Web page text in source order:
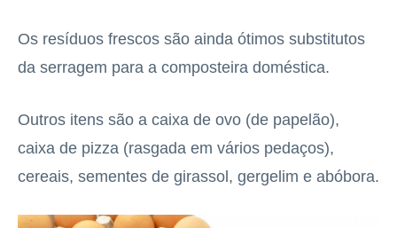
Os resíduos frescos são ainda ótimos substitutos
da serragem para a composteira doméstica.
Outros itens são a caixa de ovo (de papelão),
caixa de pizza (rasgada em vários pedaços),
cereais, sementes de girassol, gergelim e abóbora.